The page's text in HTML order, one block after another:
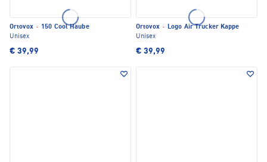
Ortovox · 150 Cool Haube
Unisex
€ 39,99
Ortovox · Logo Air Trucker Kappe
Unisex
€ 39,99